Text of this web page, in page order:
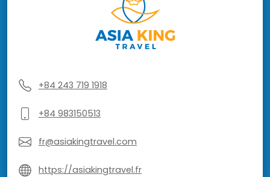
+84 243 719 1918
+84 983150513
fr@asiakingtravel.com
https://asiakingtravel.fr